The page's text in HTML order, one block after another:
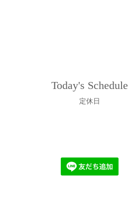
Today's Schedule
定休日